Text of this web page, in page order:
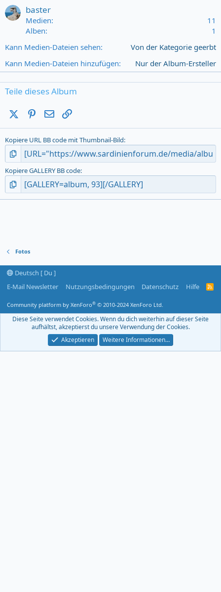
)
baster
Medien
11
Alben
1
Kann Medien-Dateien sehen
Von der Kategorie geerbt
Kann Medien-Dateien hinzufügen
Nur der Album-Ersteller
Teile dieses Album
X (Twitter)Pinterest
E-Mail
Kopiere URL BB code mit Thumbnail-Bild
Kopiere GALLERY BB code
Fotos
Deutsch [ Du ]
E-Mail Newsletter
Nutzungsbedingungen Datenschutz Hilfe
R
F
Community platform by XenForo® © 2010-2024 XenForo Ltd.
Diese Seite verwendet Cookies. Wenn du dich weiterhin auf dieser Seite
aufhältst, akzeptierst du unsere Verwendung der Cookies.
Akzeptieren
Weitere Informationen…